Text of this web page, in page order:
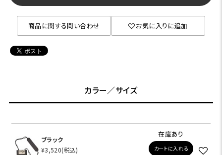
商品に関する問い合わせ お気に入りに追加
カラー／サイズ
ブラック
¥3,520(税込)
在庫あり
カートに入れる